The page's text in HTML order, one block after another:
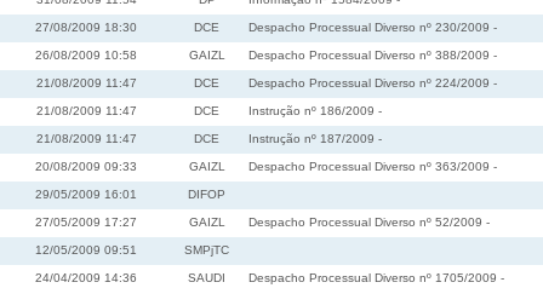
27/08/2009 18:30 DCE Despacho Processual Diverso nº 230/2009 -
26/08/2009 10:58 GAIZL Despacho Processual Diverso nº 388/2009 -
21/08/2009 11:47 DCE Despacho Processual Diverso nº 224/2009 -
21/08/2009 11:47 DCE Instrução nº 186/2009 -
21/08/2009 11:47 DCE Instrução nº 187/2009 -
20/08/2009 09:33 GAIZL Despacho Processual Diverso nº 363/2009 -
29/05/2009 16:01 DIFOP
27/05/2009 17:27 GAIZL Despacho Processual Diverso nº 52/2009 -
12/05/2009 09:51 SMPjTC
24/04/2009 14:36 SAUDI Despacho Processual Diverso nº 1705/2009 -